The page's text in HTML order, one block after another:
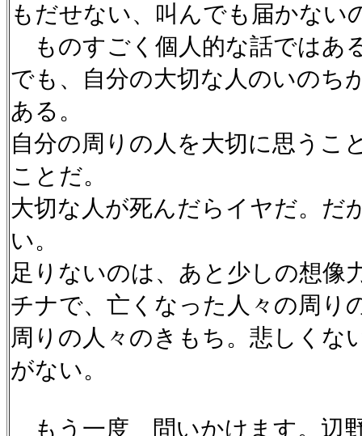
もだせない、叫んでも届かない
ものすごく個人的な話ではあ
でも、自分の大切な人のいのち
ある。
自分の周りの人を大切に思うこ
ことだ。
大切な人が死んだらイヤだ。
い。
足りないのは、あと少しの想像
チナで、亡くなった人々の周り
周りの人々のきもち。悲しくな
がない。
もう一度 問いかけます。辺